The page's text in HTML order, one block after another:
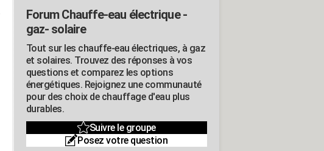
Forum Chauffe-eau électrique -
gaz- solaire
Tout sur les chauffe-eau électriques, à gaz
et solaires. Trouvez des réponses à vos
questions et comparez les options
énergétiques. Rejoignez une communauté
pour des choix de chauffage d'eau plus
durables.
Suivre le groupe
Posez votre question